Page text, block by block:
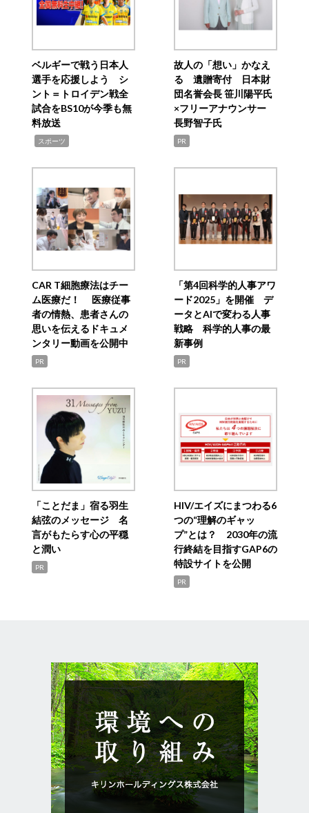
ベルギーで戦う日本人
選手を応援しよう シ
ント＝トロイデン戦全
試合をBS10が今季も無
料放送
スポーツ
故人の「想い」かなえ
る 遺贈寄付 日本財
団名誉会長 笹川陽平氏
×フリーアナウンサー
長野智子氏
PR
CAR T細胞療法はチー
ム医療だ！ 医療従事
者の情熱、患者さんの
思いを伝えるドキュメ
ンタリー動画を公開中
PR
「第4回科学的人事アワ
ード2025」を開催 デ
ータとAIで変わる人事
戦略 科学的人事の最
新事例
PR
「ことだま」宿る羽生
結弦のメッセージ 名
言がもたらす心の平穏
と潤い
PR
HIV/エイズにまつわる6
つの“理解のギャッ
プ”とは？ 2030年の流
行終結を目指すGAP6の
特設サイトを公開
PR